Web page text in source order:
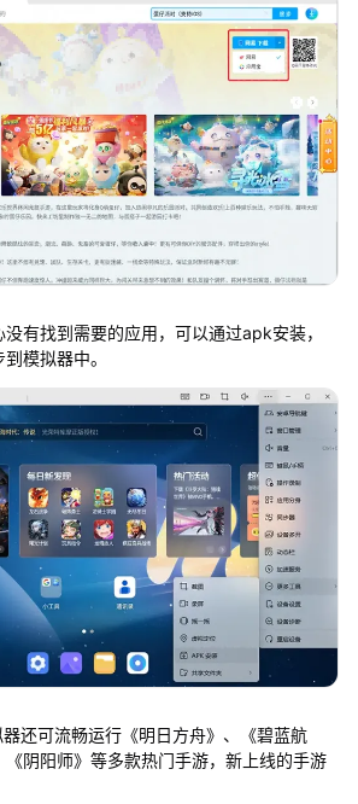
有找到需要的应用，可以通过apk安装，
模拟器中。
还可流畅运行《明日方舟》、《碧蓝航
阴阳师》等多款热门手游，新上线的手游